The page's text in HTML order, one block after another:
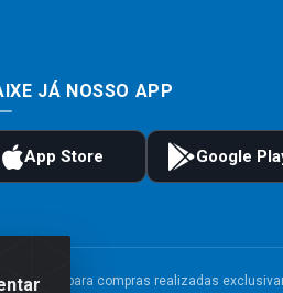
JÁ NOSSO APP
válidos para compras realizadas